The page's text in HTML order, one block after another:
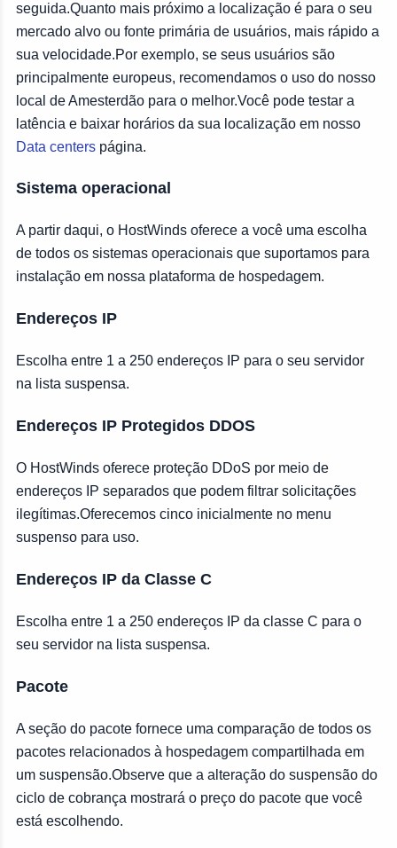
seguida.Quanto mais próximo a localização é para o seu
mercado alvo ou fonte primária de usuários, mais rápido a
sua velocidade.Por exemplo, se seus usuários são
principalmente europeus, recomendamos o uso do nosso
local de Amesterdão para o melhor.Você pode testar a
latência e baixar horários da sua localização em nosso
Data centers página.
Sistema operacional
A partir daqui, o HostWinds oferece a você uma escolha
de todos os sistemas operacionais que suportamos para
instalação em nossa plataforma de hospedagem.
Endereços IP
Escolha entre 1 a 250 endereços IP para o seu servidor
na lista suspensa.
Endereços IP Protegidos DDOS
O HostWinds oferece proteção DDoS por meio de
endereços IP separados que podem filtrar solicitações
ilegítimas.Oferecemos cinco inicialmente no menu
suspenso para uso.
Endereços IP da Classe C
Escolha entre 1 a 250 endereços IP da classe C para o
seu servidor na lista suspensa.
Pacote
A seção do pacote fornece uma comparação de todos os
pacotes relacionados à hospedagem compartilhada em
um suspensão.Observe que a alteração do suspensão do
ciclo de cobrança mostrará o preço do pacote que você
está escolhendo.